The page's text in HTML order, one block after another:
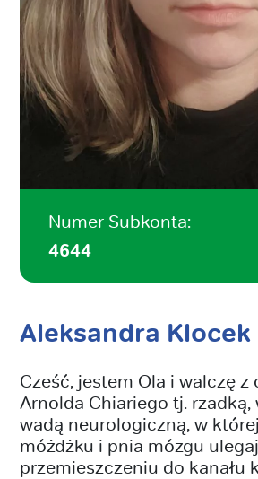
Numer Subkonta:
4644
Aleksandra Klocek
Cześć, jestem Ola i walczę z
Arnolda Chiariego tj. rzadką,
wadą neurologiczną, w
móżdżku i pnia mózgu
przemieszczeniu do kanału